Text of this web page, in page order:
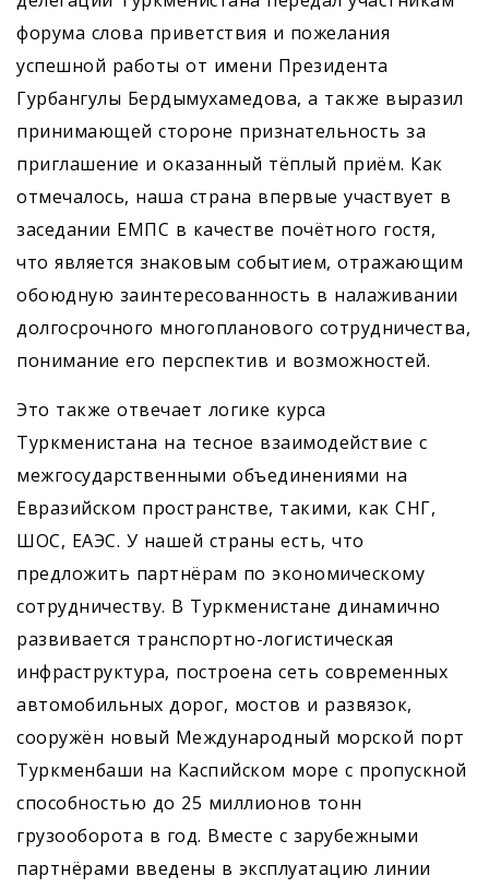
форума слова приветствия и пожелания
успешной работы от имени Президента
Гурбангулы Бердымухамедова, а также выразил
принимающей стороне признательность за
приглашение и оказанный тёплый приём. Как
отмечалось, наша страна впервые участвует в
заседании ЕМПС в качестве почётного гостя,
что является знаковым событием, отражающим
обоюдную заинтересованность в налаживании
долгосрочного многопланового сотрудничества,
понимание его перспектив и возможностей.
Это также отвечает логике курса
Туркменистана на тесное взаимодействие с
межгосударственными объединениями на
Евразийском пространстве, такими, как СНГ,
ШОС, ЕАЭС. У нашей страны есть, что
предложить партнёрам по экономическому
сотрудничеству. В Туркменистане динамично
развивается транспортно-логистическая
инфраструктура, построена сеть современных
автомобильных дорог, мостов и развязок,
сооружён новый Международный морской порт
Туркменбаши на Каспийском море с пропускной
способностью до 25 миллионов тонн
грузооборота в год. Вместе с зарубежными
партнёрами введены в эксплуатацию линии